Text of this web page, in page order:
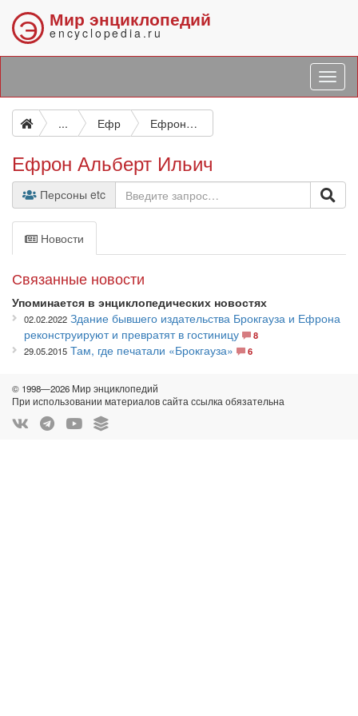
Э Мир энциклопедий
encyclopedia.ru
... Ефр Ефрон Альберт Ильич
Ефрон Альберт Ильич
Персоны etc
Новости
Связанные новости
Упоминается в энциклопедических новостях
02.02.2022 Здание бывшего издательства Брокгауза и Ефрона
реконструируют и превратят в гостиницу
8
29.05.2015 Там, где печатали «Брокгауза» 6
© 1998—2026 Мир энциклопедий
При использовании материалов сайта ссылка обязательна